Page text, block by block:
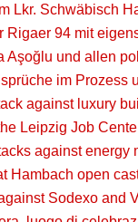
Lkr. Schwäbisch
Rigaer 94 mit
Aşoğlu und allen
im Prozess
against luxury
Leipzig Job
against energy
Hambach open
Sodexo and